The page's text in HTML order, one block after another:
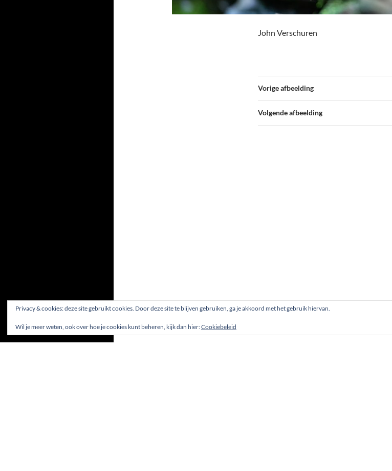
John Verschuren
Vorige afbeelding
Volgende afbeelding
Privacy & cookies: deze site gebruikt cookies. Door deze site te blijven gebruiken, ga je akkoord met het gebruik hiervan.
Wil je meer weten, ook over hoe je cookies kunt beheren, kijk dan hier:Cookiebeleid